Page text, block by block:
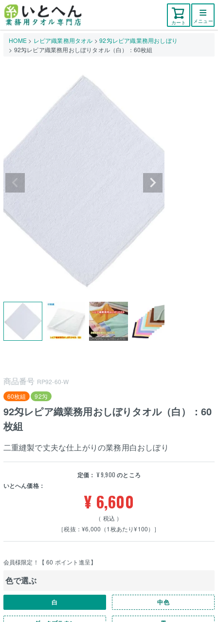
カート メニュー
HOME レピア織業務用タオル
92匁レピア織業務用おしぼり
92匁レピア織業務用おしぼりタオル（白）：60枚組
商品番号 RP92-60-W
60枚組
92匁
92匁レピア織業務用おしぼりタオル（白）：60
枚組
二重縫製で丈夫な仕上がりの業務用白おしぼり
定価： ¥9,900 のところ
いとへん価格：
¥ 6,600
税込
［税抜：¥6,000（1枚あたり¥100）］
会員様限定！【 60 ポイント進呈】
色で選ぶ
白 中色